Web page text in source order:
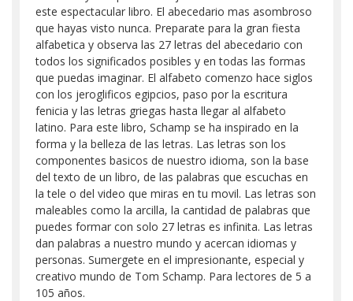
este espectacular libro. El abecedario mas asombroso
que hayas visto nunca. Preparate para la gran fiesta
alfabetica y observa las 27 letras del abecedario con
todos los significados posibles y en todas las formas
que puedas imaginar. El alfabeto comenzo hace siglos
con los jeroglificos egipcios, paso por la escritura
fenicia y las letras griegas hasta llegar al alfabeto
latino. Para este libro, Schamp se ha inspirado en la
forma y la belleza de las letras. Las letras son los
componentes basicos de nuestro idioma, son la base
del texto de un libro, de las palabras que escuchas en
la tele o del video que miras en tu movil. Las letras son
maleables como la arcilla, la cantidad de palabras que
puedes formar con solo 27 letras es infinita. Las letras
dan palabras a nuestro mundo y acercan idiomas y
personas. Sumergete en el impresionante, especial y
creativo mundo de Tom Schamp. Para lectores de 5 a
105 años.